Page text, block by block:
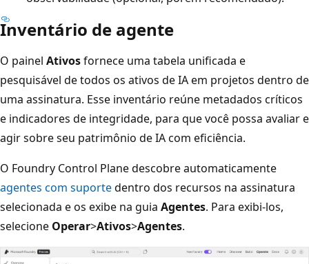
Inventário de agente
O painel Ativosfornece uma tabela unificada e
pesquisável de todos os ativos de IA em projetos dentro de
uma assinatura. Esse inventário reúne metadados críticos
e indicadores de integridade, para que você possa avaliar e
agir sobre seu patrimônio de IA com eficiência.
O Foundry Control Plane descobre automaticamente
agentes com suportedentro dos recursos na assinatura
selecionada e os exibe na guia Agentes. Para exibi-los,
selecione Operar>Ativos>Agentes.